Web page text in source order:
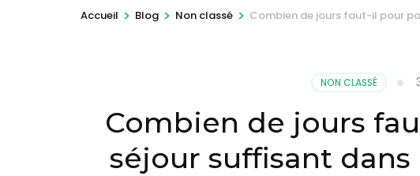
Accueil > Blog > Non classé > Combien de jours faut-il pour
NON CLASSÉ
Combien de jours
séjour suffisant dans